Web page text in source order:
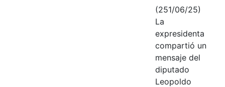
(251/06/25)
La
expresidenta
compartió un
mensaje del
diputado
Leopoldo